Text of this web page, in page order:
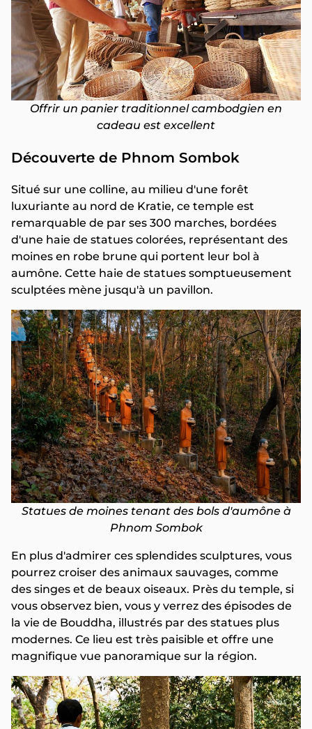
Offrir un panier traditionnel cambodgien en
cadeau est excellent
Découverte de Phnom Sombok
Situé sur une colline, au milieu d'une forêt
luxuriante au nord de Kratie, ce temple est
remarquable de par ses 300 marches, bordées
d'une haie de statues colorées, représentant des
moines en robe brune qui portent leur bol à
aumône. Cette haie de statues somptueusement
sculptées mène jusqu'à un pavillon.
Statues de moines tenant des bols d'aumône à
Phnom Sombok
En plus d'admirer ces splendides sculptures, vous
pourrez croiser des animaux sauvages, comme
des singes et de beaux oiseaux. Près du temple, si
vous observez bien, vous y verrez des épisodes de
la vie de Bouddha, illustrés par des statues plus
modernes. Ce lieu est très paisible et offre une
magnifique vue panoramique sur la région.